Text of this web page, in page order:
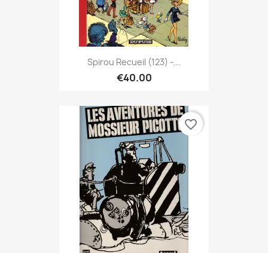
Spirou Recueil (123) -...
€40.00
favorite_border